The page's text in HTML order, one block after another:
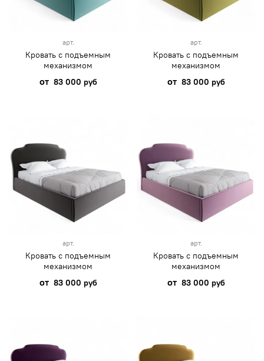
арт.
Кровать с подъемным
механизмом
от 83 000 руб
арт.
Кровать с подъемным
механизмом
от 83 000 руб
арт.
Кровать с подъемным
механизмом
от 83 000 руб
арт.
Кровать с подъемным
механизмом
от 83 000 руб